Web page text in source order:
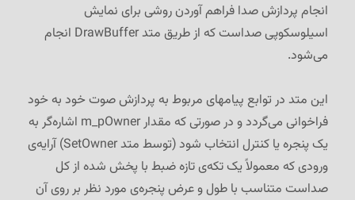
انجام پردازش صدا فراهم آوردن روشی برای نمایش
اسیلوسکوپی صداست که از طریق متد DrawBuffer انجام
می‌شود.
این متد در توابع پیامهای مربوط به پردازش صوت خود به خود
فراخوانی می‌گردد و در صورتی که مقدار m_pOwner اشاره‌گر به
یک پنجره یا کنترل انتخاب شود (توسط متد SetOwner) آرایه‌ی
ورودی که معمولاً یک تکه‌ی تازه ضبط با پخش شده از کل
صداست متناسب با طول و عرض پنجره‌ی مورد نظر بر روی آن